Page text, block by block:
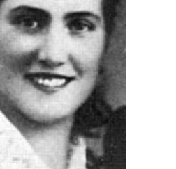
ENOGASTRONOMIA
18-
19
febbraio